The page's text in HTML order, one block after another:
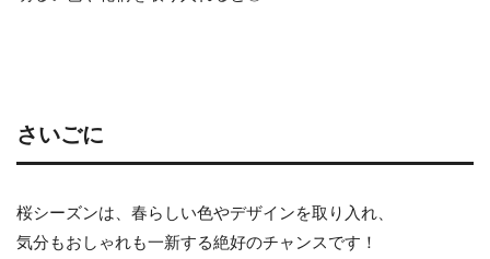
さいごに
桜シーズンは、春らしい色やデザインを取り入れ、
気分もおしゃれも一新する絶好のチャンスです！